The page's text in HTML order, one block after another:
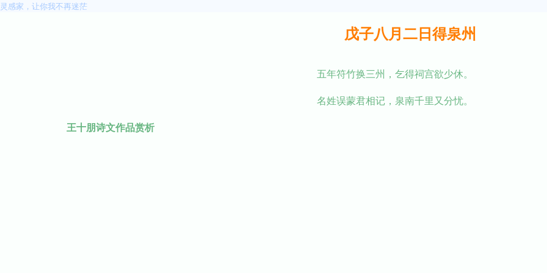
灵感家，让你我不再迷茫
戊子八月二日得泉州
五年符竹换三州，乞得祠宫欲少休。
名姓误蒙君相记，泉南千里又分忧。
王十朋诗文作品赏析